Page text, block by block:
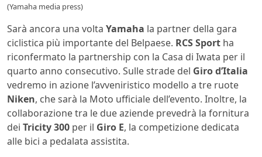
(Yamaha media press)
Sarà ancora una volta Yamaha la partner della gara
ciclistica più importante del Belpaese. RCS Sport ha
riconfermato la partnership con la Casa di Iwata per il
quarto anno consecutivo. Sulle strade del Giro d’Italia
vedremo in azione l’avveniristico modello a tre ruote
Niken, che sarà la Moto ufficiale dell’evento. Inoltre, la
collaborazione tra le due aziende prevedrà la fornitura
dei Tricity 300 per il Giro E, la competizione dedicata
alle bici a pedalata assistita.